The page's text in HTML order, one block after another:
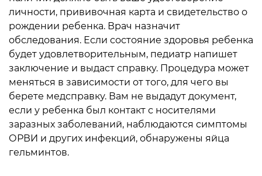
личности, прививочная карта и свидетельство о
рождении ребенка. Врач назначит
обследования. Если состояние здоровья ребенка
будет удовлетворительным, педиатр напишет
заключение и выдаст справку. Процедура может
меняться в зависимости от того, для чего вы
берете медсправку. Вам не выдадут документ,
если у ребенка был контакт с носителями
заразных заболеваний, наблюдаются симптомы
ОРВИ и других инфекций, обнаружены яйца
гельминтов.